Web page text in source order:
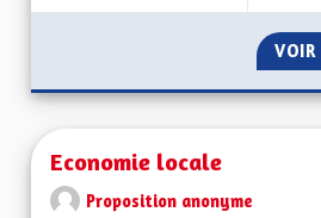
VOIR
Economie locale
Proposition anonyme